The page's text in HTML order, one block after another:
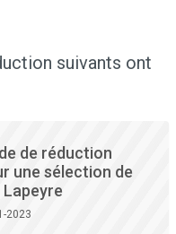
suivants ont
de réduction
une sélection de
2023